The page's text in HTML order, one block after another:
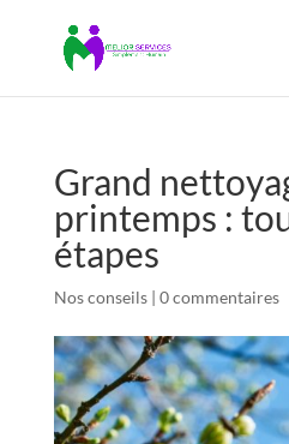
Grand
printemps :
étapes
Nos conseils| 0 commentaires